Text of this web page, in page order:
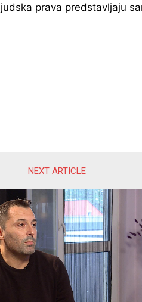
prava predstavljaju
NEXT ARTICLE